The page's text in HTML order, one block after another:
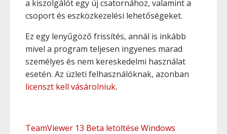
a kiszolgálót egy új csatornához, valamint a
csoport és eszközkezelési lehetőségeket.
Ez egy lenyűgöző frissítés, annál is inkább
mivel a program teljesen ingyenes marad
személyes és nem kereskedelmi használat
esetén. Az üzleti felhasználóknak, azonban
licenszt kell vásárolniuk.
TeamViewer 13 Beta letöltése Windows